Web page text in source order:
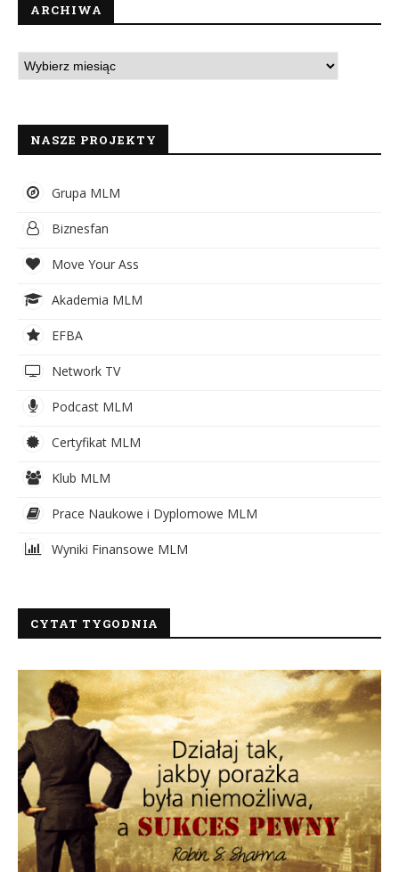
ARCHIWA
NASZE PROJEKTY
Grupa MLM
Biznesfan
Move Your Ass
Akademia MLM
EFBA
Network TV
Podcast MLM
Certyfikat MLM
Klub MLM
Prace Naukowe i Dyplomowe MLM
Wyniki Finansowe MLM
CYTAT TYGODNIA